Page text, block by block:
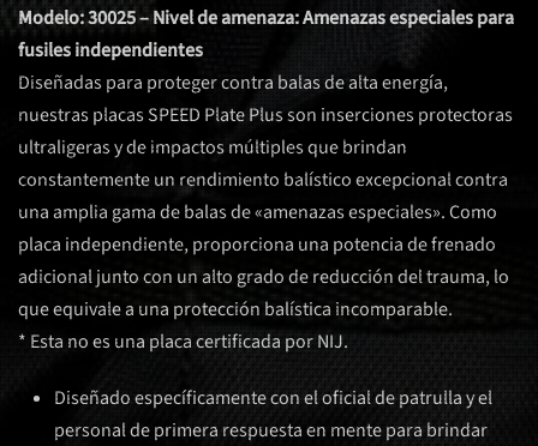
Modelo: 30025 – Nivel de amenaza: Amenazas especiales para
fusiles independientes
Diseñadas para proteger contra balas de alta energía,
nuestras placas SPEED Plate Plus son inserciones protectoras
ultraligeras y de impactos múltiples que brindan
constantemente un rendimiento balístico excepcional contra
una amplia gama de balas de «amenazas especiales». Como
placa independiente, proporciona una potencia de frenado
adicional junto con un alto grado de reducción del trauma, lo
que equivale a una protección balística incomparable.
* Esta no es una placa certificada por NIJ.
Diseñado específicamente con el oficial de patrulla y el
personal de primera respuesta en mente para brindar